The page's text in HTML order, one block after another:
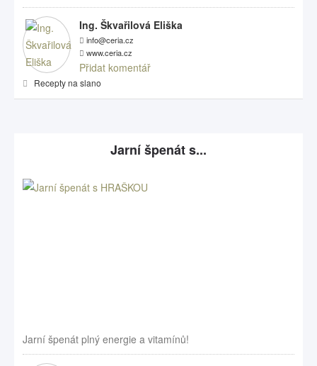
Ing. Škvařilová Eliška
info@ceria.cz
www.ceria.cz
Přidat komentář
Recepty na slano
Jarní špenát s...
Jarní špenát plný energie a vitamínů!